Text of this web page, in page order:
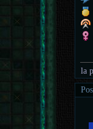
la